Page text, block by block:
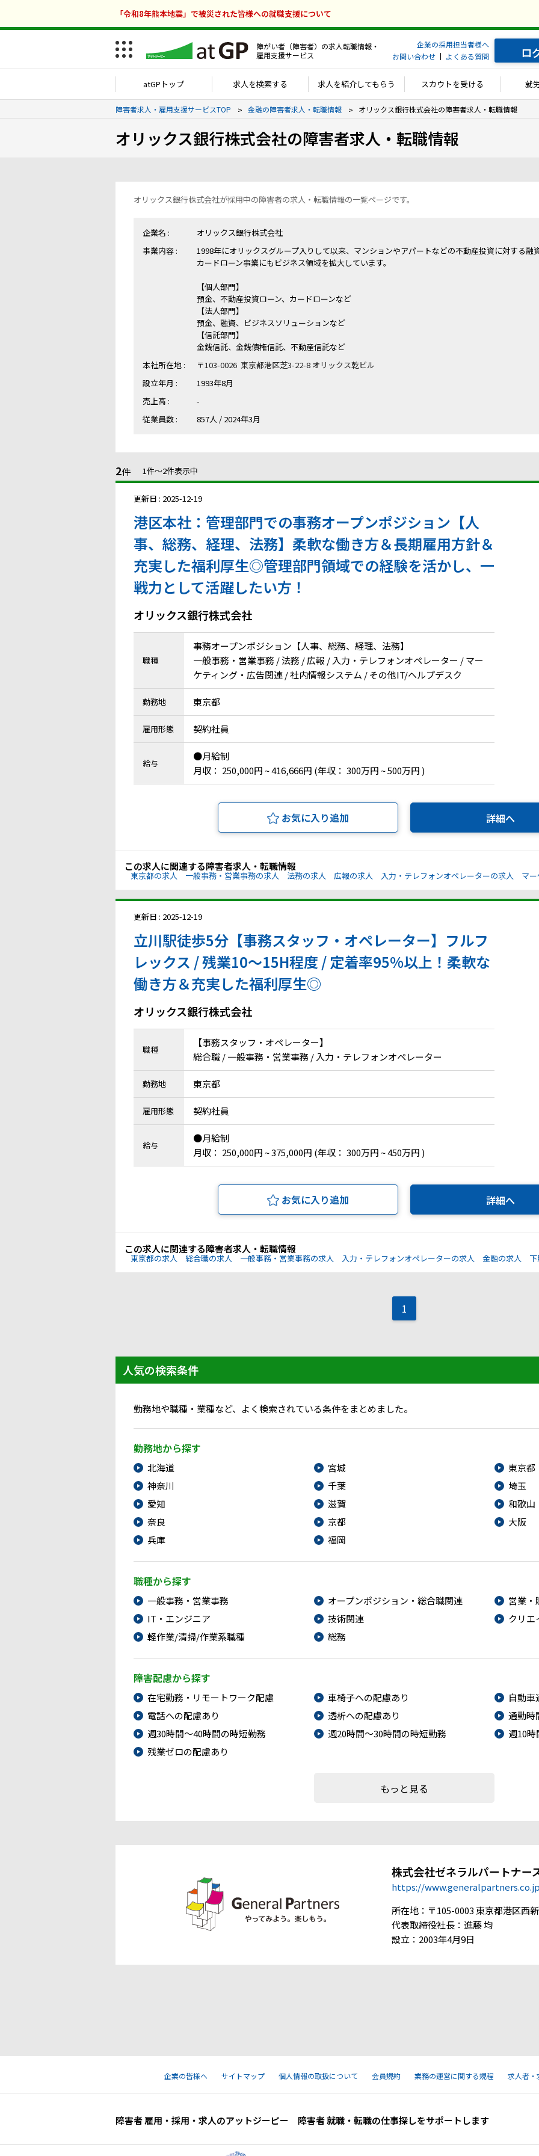
「令和8年熊本地震」で被災された皆様への就職支援について
障がい者（障害者）の求人転職情報・
雇用支援サービス
企業の採用担当者様へ
お問い合わせ
よくある質問 ロ
atGPトップ 求人を検索する 求人を紹介してもらう スカウトを受ける 就
障害者求人・雇用支援サービスTOP 金融の障害者求人・転職情報 オリックス銀行株式会社の障害者求人・転職情報
オリックス銀行株式会社の障害者求人・転職情報
オリックス銀行株式会社が採用中の障害者の求人・転職情報の一覧ページです。
企業名 :
オリックス銀行株式会社
事業内容 :
1998年にオリックスグループ入りして以来、マンションやアパートなどの不動産投資に対する融
カードローン事業にもビジネス領域を拡大しています。
【個人部門】
預金、不動産投資ローン、カードローンなど
【法人部門】
預金、融資、ビジネスソリューションなど
【信託部門】
金銭信託、金銭債権信託、不動産信託など
本社所在地 :
〒103-0026 東京都港区芝3-22-8 オリックス乾ビル
設立年月 :
1993年8月
売上高 :
-
従業員数 :
857人 / 2024年3月
2件 1件〜2件表示中
更新日 : 2025-12-19
港区本社：管理部門での事務オープンポジション【人
事、総務、経理、法務】柔軟な働き方＆長期雇用方針＆
充実した福利厚生◎管理部門領域での経験を活かし、一
戦力として活躍したい方！
オリックス銀行株式会社
職種
事務オープンポジション【人事、総務、経理、法務】
一般事務・営業事務 / 法務 / 広報 / 入力・テレフォンオペレーター / マー
ケティング・広告関連 / 社内情報システム / その他IT/ヘルプデスク
勤務地 東京都
雇用形態 契約社員
給与
●月給制
月収： 250,000円 ~ 416,666円 (年収： 300万円 ~ 500万円 )
お気に入り追加 詳細へ
この求人に関連する障害者求人・転職情報
東京都の求人 一般事務・営業事務の求人 法務の求人 広報の求人 入力・テレフォンオペレーターの求人 マ
更新日 : 2025-12-19
立川駅徒歩5分【事務スタッフ・オペレーター】フルフ
レックス / 残業10～15H程度 / 定着率95%以上！柔軟な
働き方＆充実した福利厚生◎
オリックス銀行株式会社
職種
【事務スタッフ・オペレーター】
総合職 / 一般事務・営業事務 / 入力・テレフォンオペレーター
勤務地 東京都
雇用形態 契約社員
給与
●月給制
月収： 250,000円 ~ 375,000円 (年収： 300万円 ~ 450万円 )
お気に入り追加 詳細へ
この求人に関連する障害者求人・転職情報
東京都の求人 総合職の求人 一般事務・営業事務の求人 入力・テレフォンオペレーターの求人 金融の求人
1
人気の検索条件
勤務地や職種・業種など、よく検索されている条件をまとめました。
勤務地から探す
北海道 宮城
東京都
神奈川
千葉
埼玉
愛知
滋賀
和歌山
奈良
京都
大阪
兵庫
福岡
職種から探す
一般事務・営業事務 オープンポジション・総合職関連
営業・
IT・エンジニア
技術関連
クリエ
軽作業/清掃/作業系職種
総務
障害配慮から探す
在宅勤務・リモートワーク配慮 車椅子への配慮あり
自動車
電話への配慮あり
透析への配慮あり
通勤時
週30時間～40時間の時短勤務
週20時間～30時間の時短勤務
週10
残業ゼロの配慮あり
もっと見る
株式会社ゼネラルパートナー
https://
所在地：〒105-0003 東京都港区西
代表取締役社長：進藤 均
設立：2003年4月9日
企業の皆様へ サイトマップ 個人情報の取扱について 会員規約 業務の運営に関する規程 求人者・
障害者 雇用・採用・求人のアットジーピー 障害者 就職・転職の仕事探しをサポートします